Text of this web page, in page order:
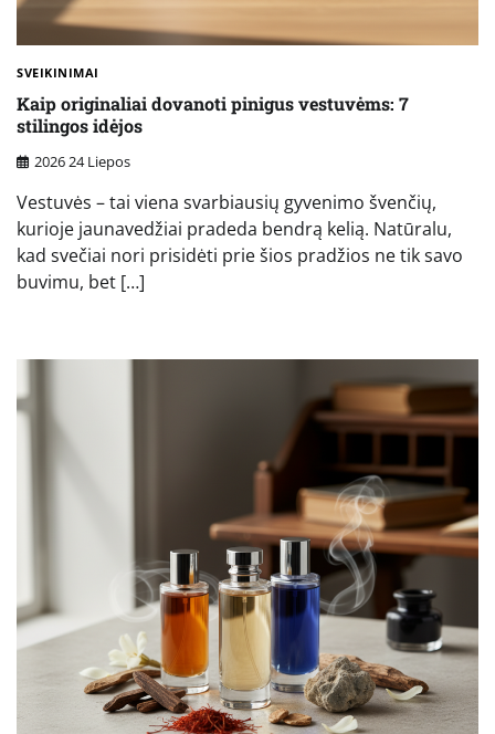
SVEIKINIMAI
Kaip originaliai dovanoti pinigus vestuvėms: 7
stilingos idėjos
2026 24 Liepos
Vestuvės – tai viena svarbiausių gyvenimo švenčių,
kurioje jaunavedžiai pradeda bendrą kelią. Natūralu,
kad svečiai nori prisidėti prie šios pradžios ne tik savo
buvimu, bet […]